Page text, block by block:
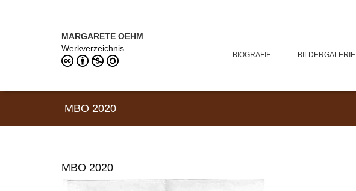
MARGARETE OEHM
Werkverzeichnis
BIOGRAFIE BILDERGALERIE
MBO 2020
MBO 2020